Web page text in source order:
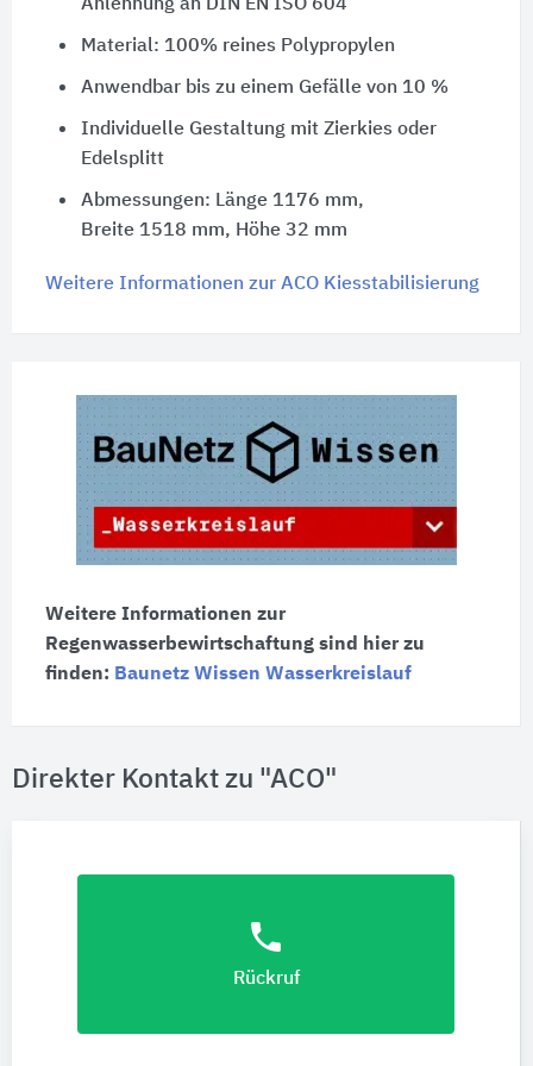
Anlehnung an DIN EN ISO 604
Material: 100%reines Polypropylen
Anwendbar bis zu einem Gefälle von 10 %
Individuelle Gestaltung mit Zierkies oder
Edelsplitt
Abmessungen: Länge 1176 mm,
Breite 1518 mm, Höhe 32 mm
Weitere Informationen zur ACO Kiesstabilisierung
Weitere Informationen zur
Regenwasserbewirtschaftung sind hier zu
finden: Baunetz Wissen Wasserkreislauf
Direkter Kontakt zu "ACO"
phone
Rückruf